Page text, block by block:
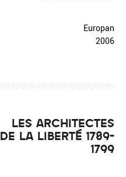
Europan
2006
LES ARCHITECTES
DE LA LIBERTÉ 1789-
1799